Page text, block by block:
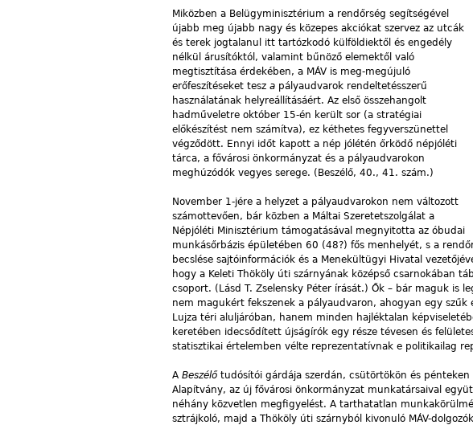
Miközben a Belügyminisztérium a rendőrség segítségével
újabb meg újabb nagy és közepes akciókat szervez az utcák
és terek jogtalanul itt tartózkodó külföldiektől és engedély
nélkül árusítóktól, valamint bűnöző elemektől való
megtisztítása érdekében, a MÁV is meg-megújuló
erőfeszítéseket tesz a pályaudvarok rendeltetésszerű
használatának helyreállításáért. Az első összehangolt
hadműveletre október 15-én került sor (a stratégiai
előkészítést nem számítva), ez kéthetes fegyverszünettel
végződött. Ennyi időt kapott a nép jólétén őrködő népjóléti
tárca, a fővárosi önkormányzat és a pályaudvarokon
meghúzódók vegyes serege. (Beszélő, 40., 41. szám.)
November 1-jére a helyzet a pályaudvarokon nem változott
számottevően, bár közben a Máltai Szeretetszolgálat a
Népjóléti Minisztérium támogatásával megnyitotta az óbudai
munkásőrbázis épületében 60 (48?) fős menhelyét, s a
becslése sajtóinformációk és a Menekültügyi Hivatal
hogy a Keleti Thököly úti szárnyának középső csarnokában
csoport. (Lásd T. Zselensky Péter írását.) Ők – bár maguk is
nem magukért fekszenek a pályaudvaron, ahogyan egy
Lujza téri aluljáróban, hanem minden hajléktalan
keretében idecsődített újságírók egy része tévesen és
statisztikai értelemben vélte reprezentatívnak e politikailag
A Beszélő tudósítói gárdája szerdán, csütörtökön és
Alapítvány, az új fővárosi önkormányzat munkatársaival
néhány közvetlen megfigyelést. A tarthatatlan
sztrájkoló, majd a Thököly úti szárnyból kivonuló MÁV-